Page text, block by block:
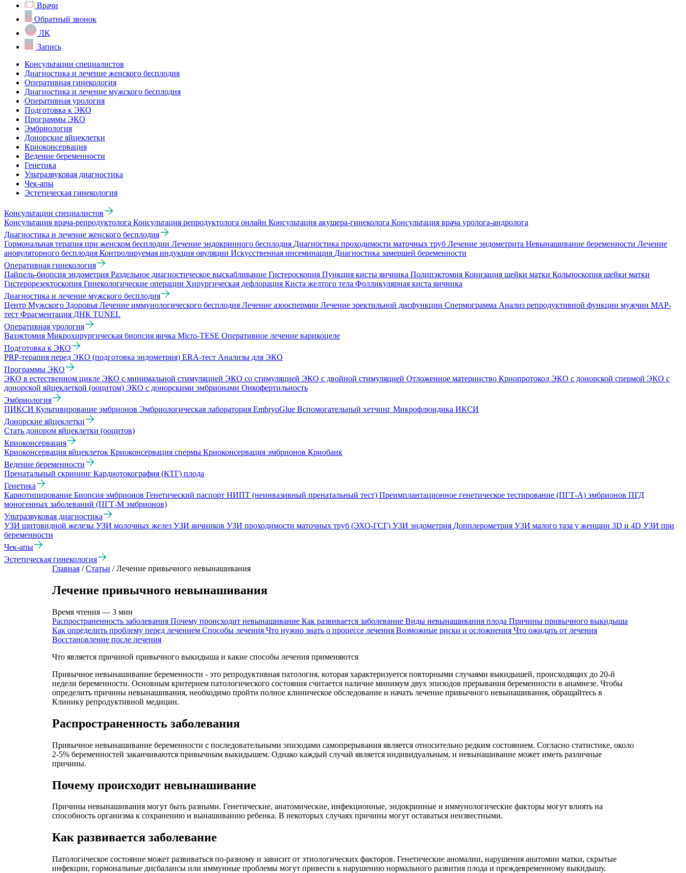
Врачи
Обратный звонок
ЛК
Запись
Консультации специалистов
Диагностика и лечение женского бесплодия
Оперативная гинекология
Диагностика и лечение мужского бесплодия
Оперативная урология
Подготовка к ЭКО
Программы ЭКО
Эмбриология
Донорские яйцеклетки
Криоконсервация
Ведение беременности
Генетика
Ультразвуковая диагностика
Чек-апы
Эстетическая гинекология
Консультации специалистов
Консультация врача-репродуктолога Консультация репродуктолога онлайн Консультация акушера-гинеколога Консультация врача уролога-андролога
Диагностика и лечение женского бесплодия
Гормональная терапия при женском бесплодии Лечение эндокринного бесплодия Диагностика проходимости маточных труб Лечение эндометрита Невынашивание беременности Лечение
ановуляторного бесплодия Контролируемая индукция овуляции Искусственная инсеминация Диагностика замершей беременности
Оперативная гинекология
Пайпель-биопсия эндометрия Раздельное диагностическое выскабливание Гистероскопия Пункция кисты яичника Полипэктомия Конизация шейки матки Кольпоскопия шейки матки
Гистерорезектоскопия Гинекологические операции Хирургическая дефлорация Киста желтого тела Фолликулярная киста яичника
Диагностика и лечение мужского бесплодия
Центр Мужского Здоровья Лечение иммунологического бесплодия Лечение азооспермии Лечение эректильной дисфункции Спермограмма Анализ репродуктивной функции мужчин МАР-
тест Фрагментация ДНК TUNEL
Оперативная урология
Вазэктомия Микрохирургическая биопсия яичка Micro-TESE Оперативное лечение варикоцеле
Подготовка к ЭКО
PRP-терапия перед ЭКО (подготовка эндометрия) ERA-тест Анализы для ЭКО
Программы ЭКО
ЭКО в естественном цикле ЭКО с минимальной стимуляцией ЭКО со стимуляцией ЭКО с двойной стимуляцией Отложенное материнство Криопротокол ЭКО с донорской спермой ЭКО с
донорской яйцеклеткой (ооцитом) ЭКО с донорскими эмбрионами Онкофертильность
Эмбриология
ПИКСИ Культивирование эмбрионов Эмбриологическая лаборатория EmbryoGlue Вспомогательный хетчинг Микрофлюидика ИКСИ
Донорские яйцеклетки
Стать донором яйцеклетки (ооцитов)
Криоконсервация
Криоконсервация яйцеклеток Криоконсервация спермы Криоконсервация эмбрионов Криобанк
Ведение беременности
Пренатальный скрининг Кардиотокография (КТГ) плода
Генетика
Кариотипирование Биопсия эмбрионов Генетический паспорт НИПТ (неинвазивный пренатальный тест) Преимплантационное генетическое тестирование (ПГТ-А) эмбрионов ПГД
моногенных заболеваний (ПГТ-М эмбрионов)
Ультразвуковая диагностика
УЗИ щитовидной железы УЗИ молочных желез УЗИ яичников УЗИ проходимости маточных труб (ЭХО-ГСГ) УЗИ эндометрия Допплерометрия УЗИ малого таза у женщин 3D и 4D УЗИ при
беременности
Чек-апы
Эстетическая гинекология
Главная /Статьи /Лечение привычного невынашивания
Лечение привычного невынашивания
Время чтения — 3 мин
Распространенность заболевания Почему происходит невынашивание Как развивается заболевание Виды невынашивания плода Причины привычного выкидыша
Как определить проблему перед лечением Способы лечения Что нужно знать о процессе лечения Возможные риски и осложнения Что ожидать от лечения
Восстановление после лечения
Что является причиной привычного выкидыша и какие способы лечения применяются
Привычное невынашивание беременности - это репродуктивная патология, которая характеризуется повторными случаями выкидышей, происходящих до 20-й
недели беременности. Основным критерием патологического состояния считается наличие минимум двух эпизодов прерывания беременности в анамнезе. Чтобы
определить причины невынашивания, необходимо пройти полное клиническое обследование и начать лечение привычного невынашивания, обращайтесь в
Клинику репродуктивной медицин.
Распространенность заболевания
Привычное невынашивание беременности с последовательными эпизодами самопрерывания является относительно редким состоянием. Согласно статистике, около
2-5% беременностей заканчиваются привычным выкидышем. Однако каждый случай является индивидуальным, и невынашивание может иметь различные
причины.
Почему происходит невынашивание
Причины невынашивания могут быть разными. Генетические, анатомические, инфекционные, эндокринные и иммунологические факторы могут влиять на
способность организма к сохранению и вынашиванию ребенка. В некоторых случаях причины могут оставаться неизвестными.
Как развивается заболевание
Патологическое состояние может развиваться по-разному и зависит от этиологических факторов. Генетические аномалии, нарушения анатомии матки, скрытые
инфекции, гормональные дисбалансы или иммунные проблемы могут привести к нарушению нормального развития плода и преждевременному выкидышу.